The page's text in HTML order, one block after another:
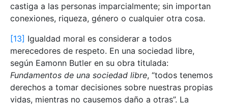
castiga a las personas imparcialmente; sin importan
conexiones, riqueza, género o cualquier otra cosa.
[13] Igualdad moral es considerar a todos
merecedores de respeto. En una sociedad libre,
según Eamonn Butler en su obra titulada:
Fundamentos de una sociedad libre, “todos tenemos
derechos a tomar decisiones sobre nuestras propias
vidas, mientras no causemos daño a otras”. La